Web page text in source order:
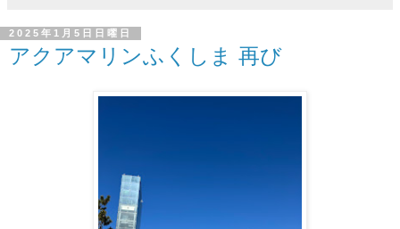
2025年1月5日日曜日
アクアマリンふくしま 再び